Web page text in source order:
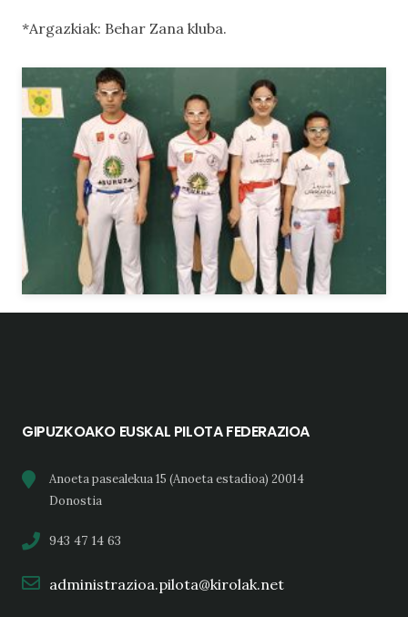
*Argazkiak: Behar Zana kluba.
GIPUZKOAKO EUSKAL PILOTA FEDERAZIOA
Anoeta pasealekua 15 (Anoeta estadioa) 20014
Donostia
943 47 14 63
administrazioa.pilota@kirolak.net